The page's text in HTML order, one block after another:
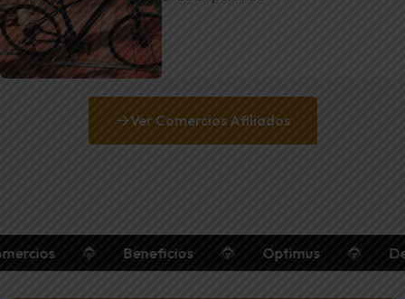
Ver Comercios Afiliados
Comercios Beneficios Optimus